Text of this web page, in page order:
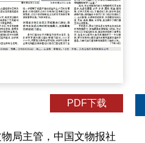
PDF下载
局主管，中国文物报社